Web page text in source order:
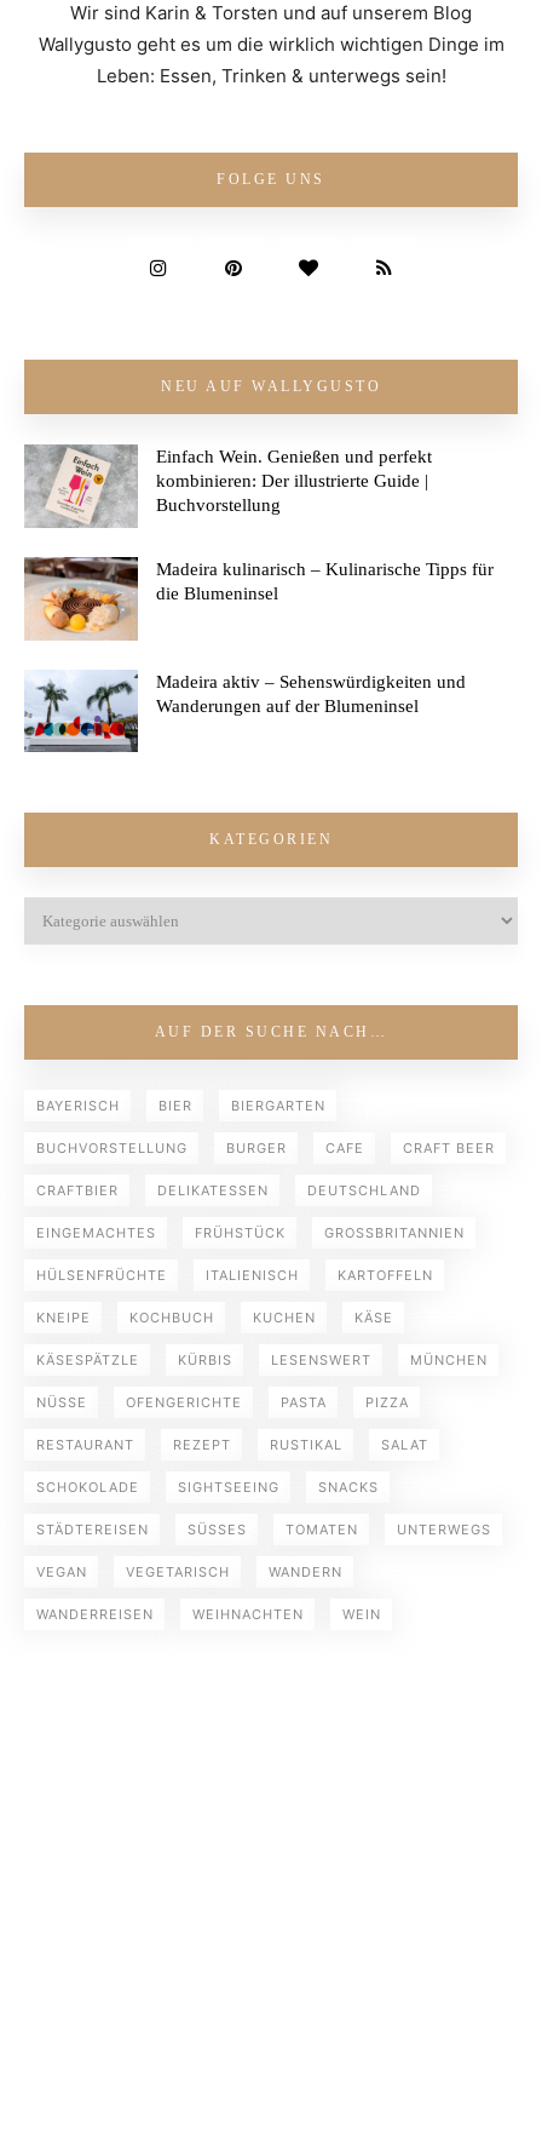
Wir sind Karin & Torsten und auf unserem Blog
Wallygusto geht es um die wirklich wichtigen Dinge im
Leben: Essen, Trinken & unterwegs sein!
FOLGE UNS
NEU AUF WALLYGUSTO
Einfach Wein. Genießen und perfekt
kombinieren: Der illustrierte Guide |
Buchvorstellung
Madeira kulinarisch – Kulinarische Tipps für
die Blumeninsel
Madeira aktiv – Sehenswürdigkeiten und
Wanderungen auf der Blumeninsel
KATEGORIEN
AUF DER SUCHE NACH…
BAYERISCH BIER BIERGARTEN
BUCHVORSTELLUNG BURGER CAFE CRAFT BEER
CRAFTBIER DELIKATESSEN DEUTSCHLAND
EINGEMACHTES FRÜHSTÜCK GROSSBRITANNIEN
HÜLSENFRÜCHTE ITALIENISCH KARTOFFELN
KNEIPE KOCHBUCH KUCHEN KÄSE
KÄSESPÄTZLE KÜRBIS LESENSWERT MÜNCHEN
NÜSSE OFENGERICHTE PASTA PIZZA
RESTAURANT REZEPT RUSTIKAL SALAT
SCHOKOLADE SIGHTSEEING SNACKS
STÄDTEREISEN SÜSSES TOMATEN UNTERWEGS
VEGAN VEGETARISCH WANDERN
WANDERREISEN WEIHNACHTEN WEIN